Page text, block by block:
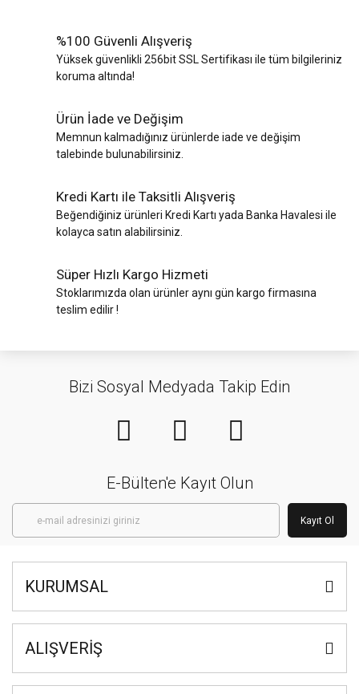
%100 Güvenli Alışveriş
Yüksek güvenlikli 256bit SSL Sertifikası ile tüm bilgileriniz
koruma altında!
Ürün İade ve Değişim
Memnun kalmadığınız ürünlerde iade ve değişim
talebinde bulunabilirsiniz.
Kredi Kartı ile Taksitli Alışveriş
Beğendiğiniz ürünleri Kredi Kartı yada Banka Havalesi ile
kolayca satın alabilirsiniz.
Süper Hızlı Kargo Hizmeti
Stoklarımızda olan ürünler aynı gün kargo firmasına
teslim edilir !
Bizi Sosyal Medyada Takip Edin
E-Bülten'e Kayıt Olun
Kayıt Ol
KURUMSAL
ALIŞVERİŞ